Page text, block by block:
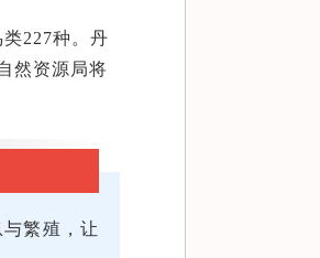
227种。丹
然资源局将
繁殖，让